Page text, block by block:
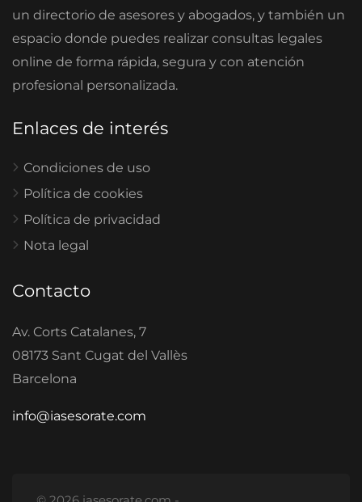
un directorio de asesores y abogados, y también un
espacio donde puedes realizar consultas legales
online de forma rápida, segura y con atención
profesional personalizada.
Enlaces de interés
Condiciones de uso
Política de cookies
Política de privacidad
Nota legal
Contacto
Av. Corts Catalanes, 7
08173 Sant Cugat del Vallès
Barcelona
info@iasesorate.com